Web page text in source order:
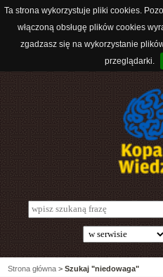
Ta strona wykorzystuje pliki cookies.
włączoną obsługę plików cookies
zgadzasz się na wykorzystanie
przeglądarki.
Strona główna > Szukaj "niedowaga"